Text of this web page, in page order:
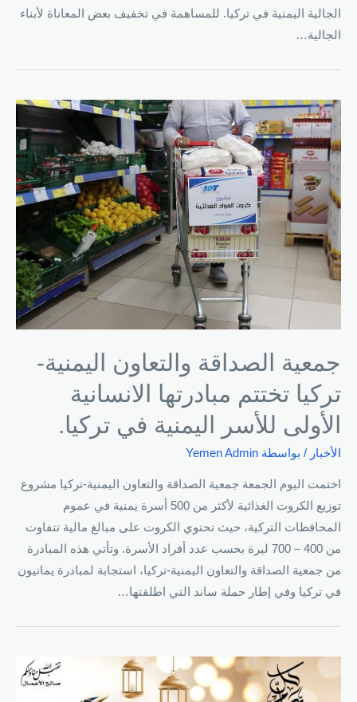
الجالية اليمنية في تركيا. للمساهمة في تخفيف بعض المعاناة لأبناء
الجالية…
جمعية الصداقة والتعاون اليمنية-
تركيا تختتم مبادرتها الانسانية
الأولى للأسر اليمنية في تركيا.
الأخبار / بواسطة Yemen Admin
اختمت اليوم الجمعة جمعية الصداقة والتعاون اليمنية-تركيا مشروع
توزيع الكروت الغذائية لأكثر من 500 أسرة يمنية في عموم
المحافظات التركية، حيث تحتوي الكروت على مبالغ مالية تتفاوت
من 400 – 700 ليرة بحسب عدد أفراد الأسرة. وتأتي هذه المبادرة
من جمعية الصداقة والتعاون اليمنية-تركيا، استجابة لمبادرة يمانيون
في تركيا وفي إطار حملة ساند التي اطلقتها…